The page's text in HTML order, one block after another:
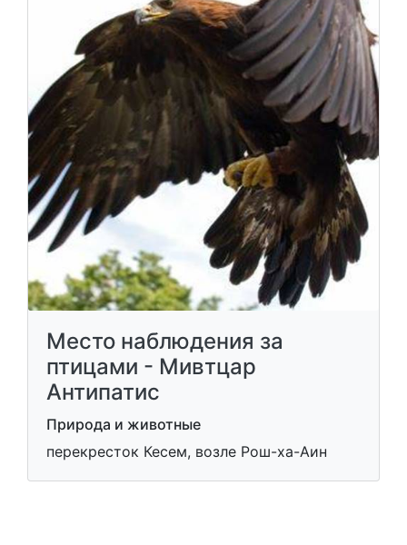
Место наблюдения за
птицами - Мивтцар
Антипатис
Природа и животные
перекресток Кесем, возле Рош-ха-Аин